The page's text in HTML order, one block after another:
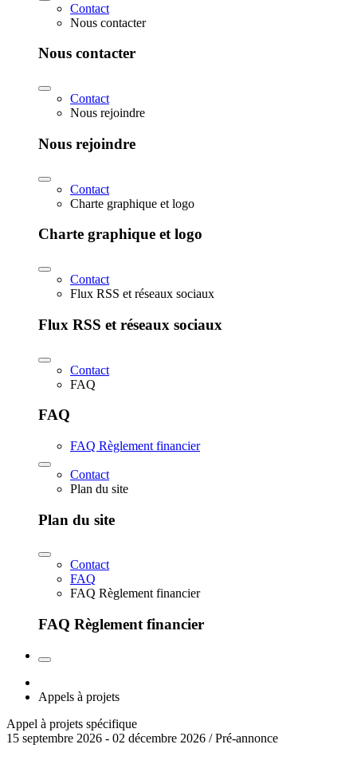
Contact
Nous contacter
Nous contacter
Contact
Nous rejoindre
Nous rejoindre
Contact
Charte graphique et logo
Charte graphique et logo
Contact
Flux RSS et réseaux sociaux
Flux RSS et réseaux sociaux
Contact
FAQ
FAQ
FAQ Règlement financier
Contact
Plan du site
Plan du site
Contact
FAQ
FAQ Règlement financier
FAQ Règlement financier
Appels à projets
Appel à projets spécifique
15 septembre 2026 - 02 décembre 2026 / Pré-annonce